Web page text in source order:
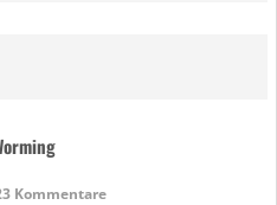
Kommentare